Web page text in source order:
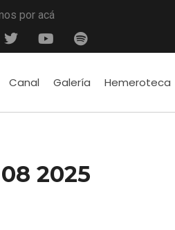
por acá
Canal Galería Hemeroteca
2025